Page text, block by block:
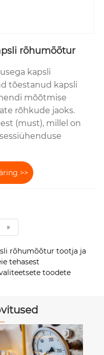
rõhumõõtur
kapsli
tõestanud kapsli
mõõtmise
rõhkude jaoks.
(must), millel on
>>
»
rõhumõõtur tootja ja
tehasest
toodete